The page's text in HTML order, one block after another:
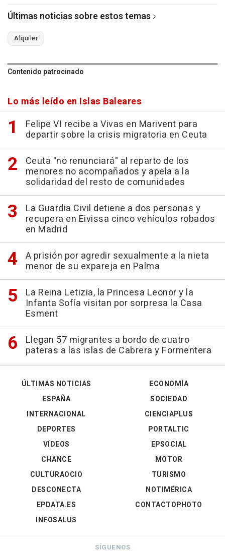
Últimas noticias sobre estos temas
Alquiler
Contenido patrocinado
Lo más leído en Islas Baleares
Felipe VI recibe a Vivas en Marivent para
departir sobre la crisis migratoria en Ceuta
Ceuta "no renunciará" al reparto de los
menores no acompañados y apela a la
solidaridad del resto de comunidades
La Guardia Civil detiene a dos personas y
recupera en Eivissa cinco vehículos robados
en Madrid
A prisión por agredir sexualmente a la nieta
menor de su expareja en Palma
La Reina Letizia, la Princesa Leonor y la
Infanta Sofía visitan por sorpresa la Casa
Esment
Llegan 57 migrantes a bordo de cuatro
pateras a las islas de Cabrera y Formentera
ÚLTIMAS NOTICIAS
ESPAÑA
INTERNACIONAL
DEPORTES
VÍDEOS
ECONOMÍA
SOCIEDAD
CIENCIAPLUS
PORTALTIC
EPSOCIAL
CHANCE
CULTURAOCIO
DESCONECTA
EPDATA.ES
INFOSALUS
MOTOR
TURISMO
NOTIMÉRICA
CONTACTOPHOTO
SÍGUENOS